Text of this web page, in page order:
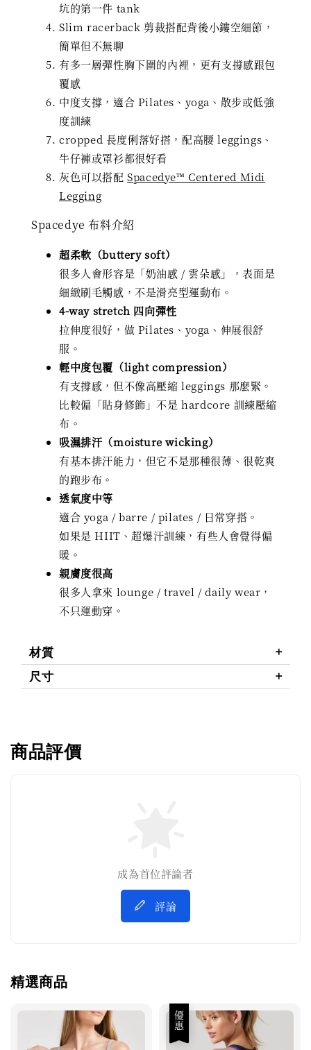
坑的第一件 tank
Slim racerback 剪裁搭配背後小鏤空細節，
簡單但不無聊
有多一層彈性胸下圍的內裡，更有支撐感跟包
覆感
中度支撐，適合 Pilates、yoga、散步或低強
度訓練
cropped 長度俐落好搭，配高腰 leggings、
牛仔褲或罩衫都很好看
灰色可以搭配Spacedye™ Centered Midi
Legging
Spacedye 布料介紹
超柔軟（buttery soft）
很多人會形容是「奶油感 / 雲朵感」，表面是
細緻刷毛觸感，不是滑亮型運動布。
4-way stretch 四向彈性
拉伸度很好，做 Pilates、yoga、伸展很舒
服。
輕中度包覆（light compression）
有支撐感，但不像高壓縮 leggings 那麼緊。
比較偏「貼身修飾」不是 hardcore 訓練壓縮
布。
吸濕排汗（moisture wicking）
有基本排汗能力，但它不是那種很薄、很乾爽
的跑步布。
透氣度中等
適合 yoga / barre / pilates / 日常穿搭。
如果是 HIIT、超爆汗訓練，有些人會覺得偏
暖。
親膚度很高
很多人拿來 lounge / travel / daily wear，
不只運動穿。
材質
尺寸
商品評價
成為首位評論者
評論
精選商品
優惠